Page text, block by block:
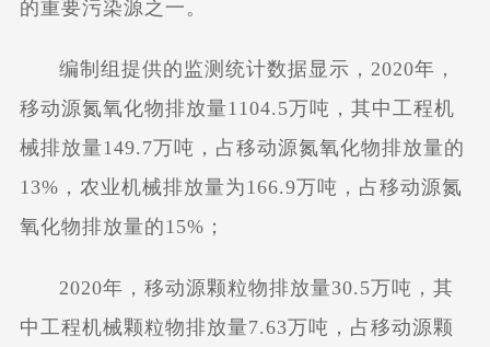
的重要污染源之一。
编制组提供的监测统计数据显示，2020年，
移动源氮氧化物排放量1104.5万吨，其中工程机
械排放量149.7万吨，占移动源氮氧化物排放量的
13%，农业机械排放量为166.9万吨，占移动源氮
氧化物排放量的15%；
2020年，移动源颗粒物排放量30.5万吨，其
中工程机械颗粒物排放量7.63万吨，占移动源颗